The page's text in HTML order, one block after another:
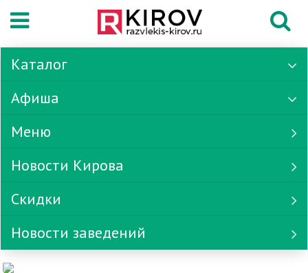
Каталог
Афиша
Меню
Новости Кирова
Скидки
Новости заведений